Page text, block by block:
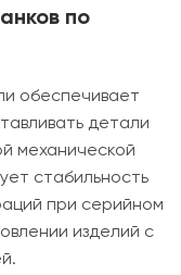
по
обеспечивает
детали
механической
стабильность
при серийном
изделий с